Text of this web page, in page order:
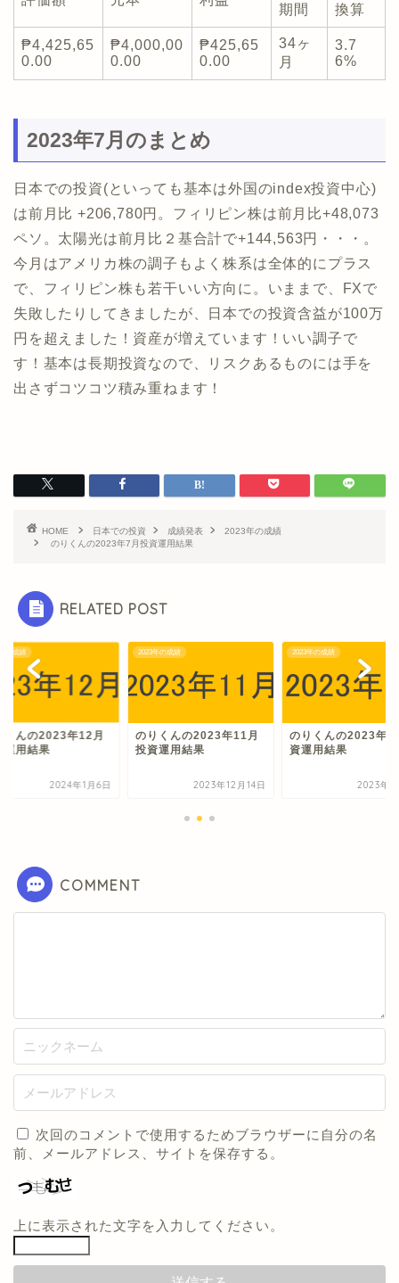
期間 換算
₱4,425,65
0.00
₱4,000,00
0.00
₱425,65
0.00
34ヶ
月
3.7
6%
2023年7月のまとめ
日本での投資(といっても基本は外国のindex投資中心)
は前月比 +206,780円。フィリピン株は前月比+48,073
ペソ。太陽光は前月比２基合計で+144,563円・・・。
今月はアメリカ株の調子もよく株系は全体的にプラス
で、フィリピン株も若干いい方向に。いままで、FXで
失敗したりしてきましたが、日本での投資含益が100万
円を超えました！資産が増えています！いい調子で
す！基本は長期投資なので、リスクあるものには手を
出さずコツコツ積み重ねます！
HOME 日本での投資 成績発表
2023年の成績
のりくんの2023年7月投資運用結果
RELATED POST
の成績
くんの2023年12月
運用結果
2024年1月6日
2023年の成績
のりくんの2023年11月
投資運用結果
2023年12月14日
2023年の成績
のりくんの2023年2
資運用結果
2023年3
COMMENT
次回のコメントで使用するためブラウザーに自分の名
前、メールアドレス、サイトを保存する。
上に表示された文字を入力してください。